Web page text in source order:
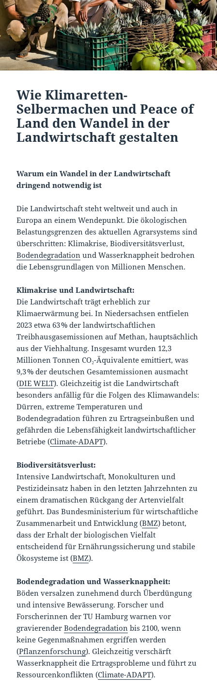
Wie Klimaretten-
Selbermachen und Peace of
Land den Wandel in der
Landwirtschaft gestalten
Warum ein Wandel in der Landwirtschaft
dringend notwendig ist
Die Landwirtschaft steht weltweit und auch in
Europa an einem Wendepunkt. Die ökologischen
Belastungsgrenzen des aktuellen Agrarsystems sind
überschritten: Klimakrise, Biodiversitätsverlust,
Bodendegradation und Wasserknappheit bedrohen
die Lebensgrundlagen von Millionen Menschen.
Klimakrise und Landwirtschaft:
Die Landwirtschaft trägt erheblich zur
Klimaerwärmung bei. In Niedersachsen entfielen
2023 etwa 63 % der landwirtschaftlichen
Treibhausgasemissionen auf Methan, hauptsächlich
aus der Viehhaltung. Insgesamt wurden 12,3
Millionen Tonnen CO₂-Äquivalente emittiert, was
9,3 % der deutschen Gesamtemissionen ausmacht
(DIE WELT). Gleichzeitig ist die Landwirtschaft
besonders anfällig für die Folgen des Klimawandels:
Dürren, extreme Temperaturen und
Bodendegradation führen zu Ertragseinbußen und
gefährden die Lebensfähigkeit landwirtschaftlicher
Betriebe (Climate-ADAPT).
Biodiversitätsverlust:
Intensive Landwirtschaft, Monokulturen und
Pestizideinsatz haben in den letzten Jahrzehnten zu
einem dramatischen Rückgang der Artenvielfalt
geführt. Das Bundesministerium für wirtschaftliche
Zusammenarbeit und Entwicklung (BMZ) betont,
dass der Erhalt der biologischen Vielfalt
entscheidend für Ernährungssicherung und stabile
Ökosysteme ist (BMZ).
Bodendegradation und Wasserknappheit:
Böden versalzen zunehmend durch Überdüngung
und intensive Bewässerung. Forscher und
Forscherinnen der TU Hamburg warnen vor
gravierenderBodendegradation bis 2100, wenn
keine Gegenmaßnahmen ergriffen werden
(Pflanzenforschung). Gleichzeitig verschärft
Wasserknappheit die Ertragsprobleme und führt zu
Ressourcenkonflikten (Climate-ADAPT).